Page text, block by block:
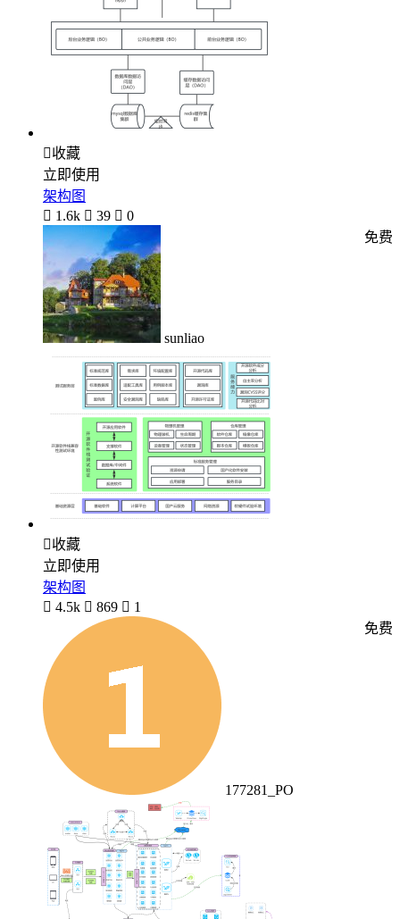
收藏
立即使用
架构图
 1.6k  39  0
sunliao
免费
收藏
立即使用
架构图
 4.5k  869  1
177281_PO
免费